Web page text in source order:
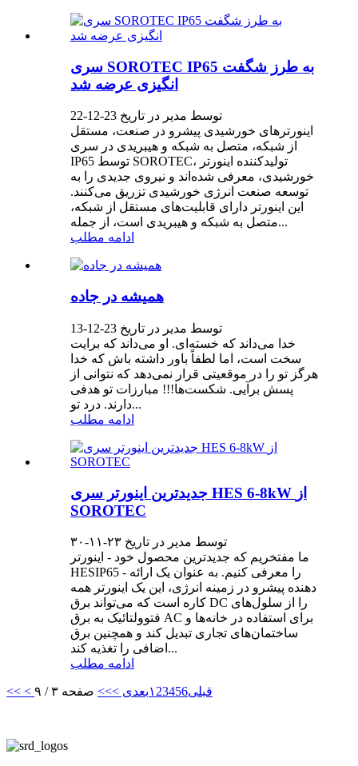
سری SOROTEC IP65 به طرز شگفت
انگیزی عرضه شد
توسط مدیر در تاریخ 23-12-22
اینورترهای خورشیدی پیشرو در صنعت، مستقل
از شبکه، متصل به شبکه و هیبریدی در سری
IP65 توسط SOROTEC، تولیدکننده اینورتر
خورشیدی، معرفی شده‌اند و نیروی جدیدی را به
توسعه صنعت انرژی خورشیدی تزریق می‌کنند.
این اینورتر دارای قابلیت‌های مستقل از شبکه،
متصل به شبکه و هیبریدی است، از جمله...
ادامه مطلب
همیشه در جاده
توسط مدیر در تاریخ 23-12-13
خدا می‌داند که خسته‌ای. او می‌داند که برایت
سخت است، اما لطفاً باور داشته باش که خدا
هرگز تو را در موقعیتی قرار نمی‌دهد که نتوانی از
پسش برآیی. شکست‌ها!!! مبارزات تو هدفی
دارند. درد تو...
ادامه مطلب
جدیدترین اینورتر سری HES 6-8kW از
SOROTEC
توسط مدیر در تاریخ ۲۳-۱۱-۳۰
ما مفتخریم که جدیدترین محصول خود - اینورتر
HESIP65 - را معرفی کنیم. به عنوان یک ارائه
دهنده پیشرو در زمینه انرژی، این یک اینورتر همه
کاره است که می‌تواند برق DC را از سلول‌های
فتوولتائیک به برق AC برای استفاده در خانه‌ها و
ساختمان‌های تجاری تبدیل کند و همچنین برق
اضافی را تغذیه کند...
ادامه مطلب
<< < قبلی ۱ 23456 بعدی >>> صفحه ۳ / ۹